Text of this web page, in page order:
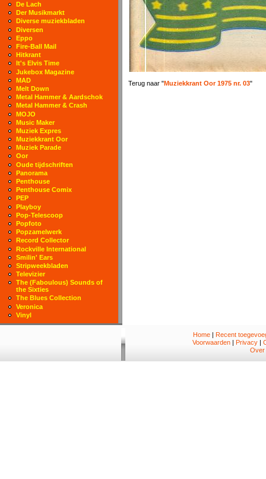
Terug naar "Muziekkrant Oor 1975 nr. 03"
De Lach
Der Musikmarkt
Diverse muziekbladen
Diversen
Eppo
Fire-Ball Mail
Hitkrant
It's Elvis Time
Jukebox Magazine
MAD
Melt Down
Metal Hammer & Aardschok
Metal Hammer & Crash
MOJO
Music Maker
Muziek Expres
Muziekkrant Oor
Muziek Parade
Oor
Oude tijdschriften
Panorama
Penthouse
Penthouse Comix
PEP
Playboy
Pop-Telescoop
Popfoto
Popzamelwerk
Record Collector
Rockville International
Smilin' Ears
Stripweekbladen
Televizier
The (Faboulous) Sounds of
the Sixties
The Blues Collection
Veronica
Vinyl
Home| Recent
Voorwaarden | Privacy |
Over